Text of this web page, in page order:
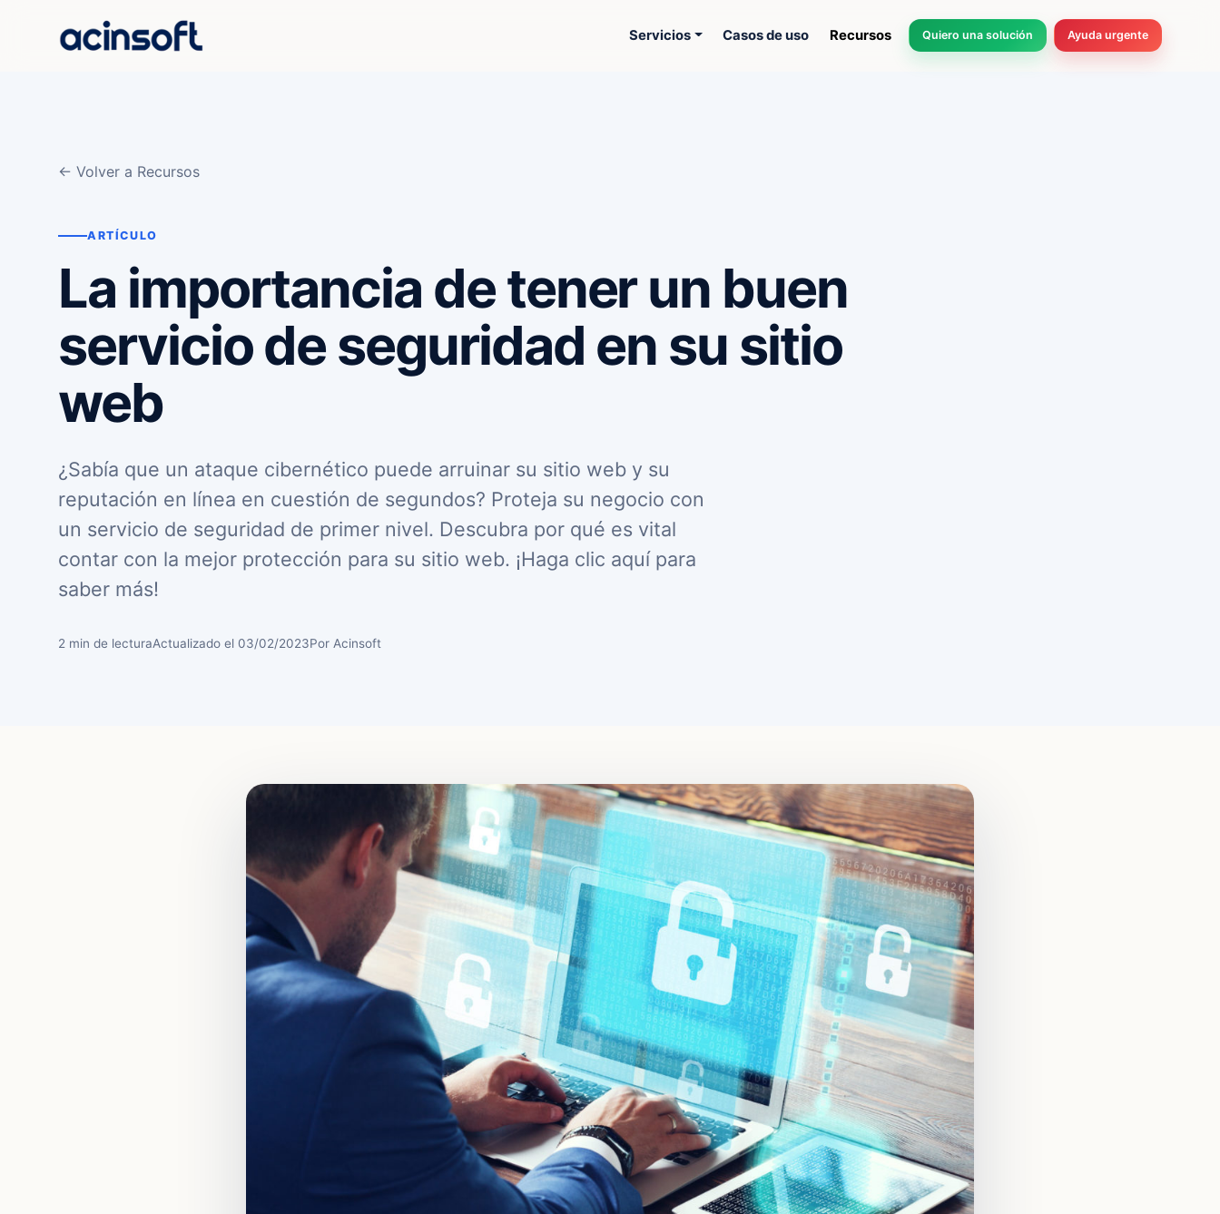
Servicios Casos de uso Recursos Quiero una solución Ayuda urgente
← Volver a Recursos
ARTÍCULO
La importancia de tener un buen
servicio de seguridad en su sitio
web
¿Sabía que un ataque cibernético puede arruinar su sitio web y su
reputación en línea en cuestión de segundos? Proteja su negocio con
un servicio de seguridad de primer nivel. Descubra por qué es vital
contar con la mejor protección para su sitio web. ¡Haga clic aquí para
saber más!
2 min de lecturaActualizado el 03/02/2023Por Acinsoft